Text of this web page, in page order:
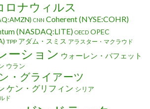
ロナウィルス
CNN Coherent (NYSE:COHR)
(NASDAQ:LITE) OECD OPEC
TPP アダム・スミス アラスター・マクラウド
ーション ウォーレン・バフェット
ウラン
・グライアーツ
ケン・グリフィン シリア
ド